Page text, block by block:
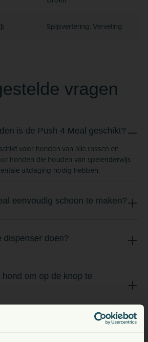
Spijsvertering, Verveling
vragen
is de Push 4 Meal geschikt?
voor honden van alle rassen en
honden die houden van spelenderwijs
uitdaging nodig hebben.
eenvoudig schoon te maken?
dispenser doen?
om op de knop te
voerdispenser anders dan een